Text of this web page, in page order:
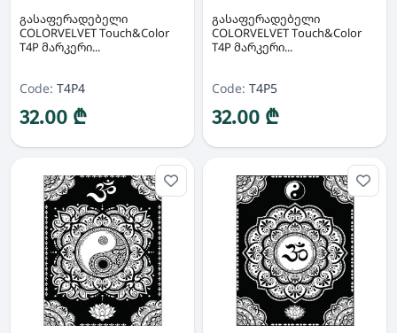
გასაფერადებელი
COLORVELVET Touch&Color
T4P მარკერი...
Code: T4P4
32.00 ₾
გასაფერადებელი
COLORVELVET Touch&Color
T4P მარკერი...
Code: T4P5
32.00 ₾